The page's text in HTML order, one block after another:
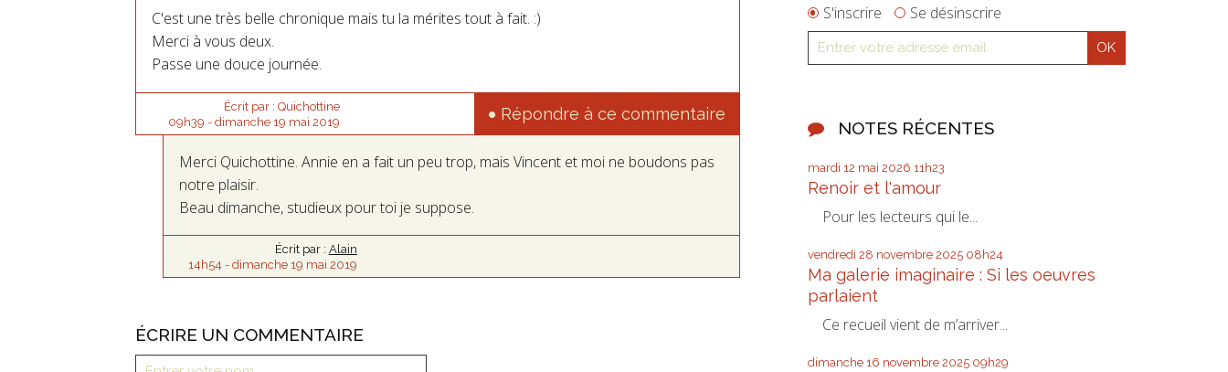
C'est une très belle chronique mais tu la mérites tout à fait. :)
Merci à vous deux.
Passe une douce journée.
Écrit par : Quichottine
09h39 - dimanche 19 mai 2019 Répondre à ce commentaire
Merci Quichottine. Annie en a fait un peu trop, mais Vincent et moi ne boudons pas
notre plaisir.
Beau dimanche, studieux pour toi je suppose.
Écrit par : Alain
14h54 - dimanche 19 mai 2019
ÉCRIRE UN COMMENTAIRE
S'inscrire Se désinscrire
NOTES RÉCENTES
mardi 12 mai 2026 11h23
Renoir et l'amour
Pour les lecteurs qui le...
vendredi 28 novembre 2025 08h24
Ma galerie imaginaire : Si les oeuvres
parlaient
Ce recueil vient de m’arriver...
dimanche 16 novembre 2025 09h29